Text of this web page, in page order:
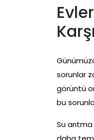
sorunlar
görüntü
bu
Su